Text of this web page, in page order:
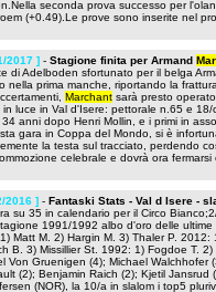
seconda prova successo per
(+0.49).Le prove sono inserite nel
2017 ] - Stagione finita per Armand
di Adelboden sfortunato per il belga
nella prima manche, riportando la
Marchant sarà presto
in luce in Val d'Isere: pettorale n.65 e
anni dopo Henri Mollin, e i primi in
gara in Coppa del Mondo, si è
la testa sul tracciato, perdendo
celebrale e dovrà ora
2016 ] - Fantaski Stats - Val d Isere -
su 35 in calendario per il Circo
1991/1992 albo d'oro delle
Matt M. 2) Hargin M. 3) Thaler P.
B. 3) Missillier St. 1992: 1) Fogdoe T.
Von Gruenigen (4); Michael Walchhofer
(2); Benjamin Raich (2); Kjetil Jansrud
(NOR), la 10/a in slalom i top5